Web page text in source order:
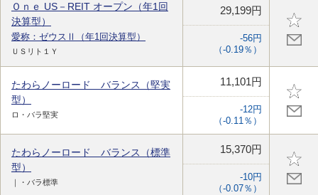
Ｏｎｅ US－REIT オープン（年1回
決算型）
愛称：ゼウスⅡ（年1回決算型）
ＵＳリト１Ｙ
29,199円
-56円
（-0.19％）
たわらノーロード バランス（堅実
型）
ロ・バラ堅実
11,101円
-12円
（-0.11％）
たわらノーロード バランス（標準
型）
｜・バラ標準
15,370円
-10円
（-0.07％）